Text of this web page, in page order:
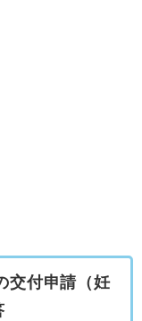
交付申請（妊